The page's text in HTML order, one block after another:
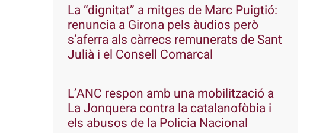
La “dignitat” a mitges de Marc Puigtió:
renuncia a Girona pels àudios però
s’aferra als càrrecs remunerats de Sant
Julià i el Consell Comarcal
L’ANC respon amb una mobilització a
La Jonquera contra la catalanofòbia i
els abusos de la Policia Nacional